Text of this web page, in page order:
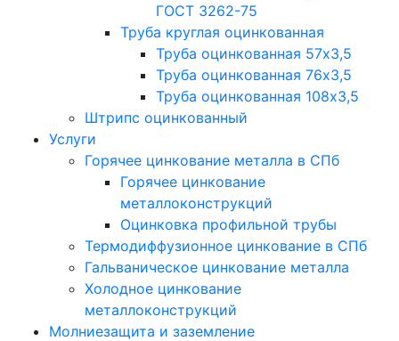
ГОСТ 3262-75
Труба круглая оцинкованная
Труба оцинкованная 57х3,5
Труба оцинкованная 76х3,5
Труба оцинкованная 108х3,5
Штрипс оцинкованный
Услуги
Горячее цинкование металла в СПб
Горячее цинкование
металлоконструкций
Оцинковка профильной трубы
Термодиффузионное цинкование в СПб
Гальваническое цинкование металла
Холодное цинкование
металлоконструкций
Молниезащита и заземление